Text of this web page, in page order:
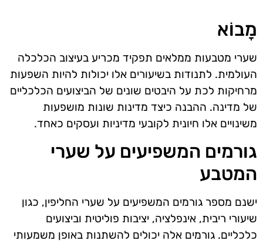
מָבוֹא
שערי מטבעות ממלאים תפקיד מכריע בעיצוב הכלכלה
העולמית. לתנודות בשיעורים אלו יכולות להיות השפעות
מרחיקות לכת על היבטים שונים של הביצועים הכלכליים
של מדינה. ההבנה כיצד מדינות שונות מושפעות
משינויים אלו חיונית לקובעי מדיניות ועסקים כאחד.
גורמים המשפיעים על שערי
המטבע
ישנם מספר גורמים המשפיעים על שערי החליפין, כגון
שיעורי ריבית, אינפלציה, יציבות פוליטית וביצועים
כלכליים. גורמים אלה יכולים להשתנות באופן משמעותי